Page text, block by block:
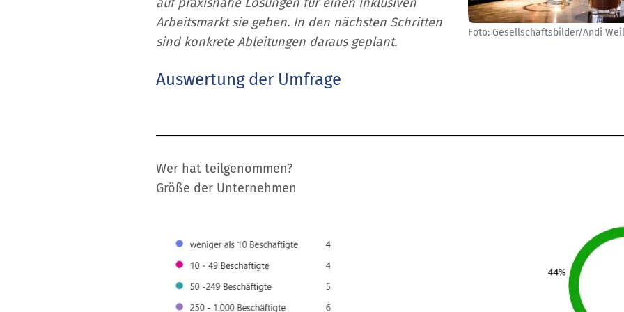
Arbeitsmarkt sie geben. In den nächsten Schritten
sind konkrete Ableitungen daraus geplant.
Foto: Gesellschaftsbilder/Andi
Auswertung der Umfrage
Wer hat teilgenommen?
Größe der Unternehmen